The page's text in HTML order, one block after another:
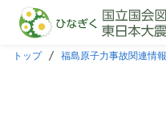
本文に飛ぶ
トップ 福島原子力事故関連情